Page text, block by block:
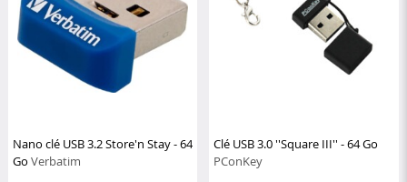
Nano clé USB 3.2 Store'n Stay - 64
Go Verbatim
Clé USB 3.0 ''Square III'' - 64 Go
PConKey